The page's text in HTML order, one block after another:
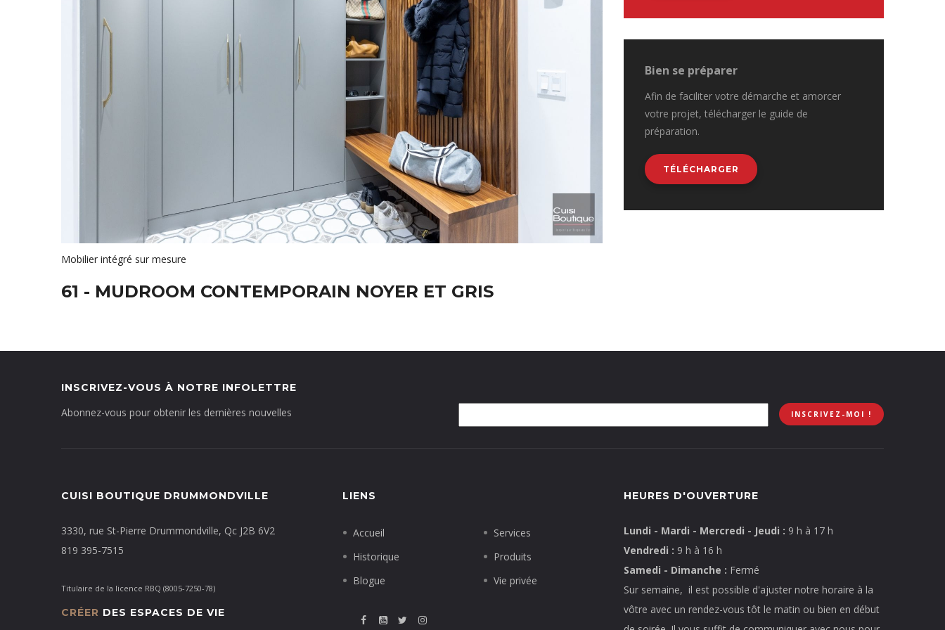
Mobilier intégré sur mesure
61 - MUDROOM CONTEMPORAIN NOYER ET GRIS
Bien se préparer
Afin de faciliter votre démarche et amorcer
votre projet, télécharger le guide de
préparation.
TÉLÉCHARGER
INSCRIVEZ-VOUS À NOTRE INFOLETTRE
Abonnez-vous pour obtenir les dernières nouvelles
CUISI BOUTIQUE DRUMMONDVILLE
3330, rue St-Pierre Drummondville, Qc J2B 6V2
819 395-7515
Titulaire de la licence RBQ (8005-7250-78)
CRÉER DES ESPACES DE VIE
LIENS
Accueil
Historique
Blogue
Services
Produits
Vie privée
HEURES D'OUVERTURE
Lundi - Mardi - Mercredi - Jeudi : 9 h à 17 h
Vendredi : 9 h à 16 h
Samedi - Dimanche : Fermé
Sur semaine, il est possible d'ajuster notre horaire à la
vôtre avec un rendez-vous tôt le matin ou bien en début